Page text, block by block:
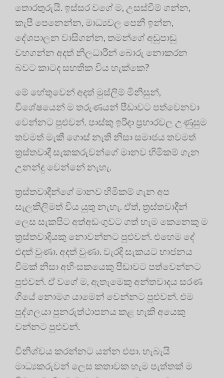
තොරතුරුයි. ඉස්සර වගේ ම, උසස්වීම් ගන්න,
කැපී පෙනෙන්න, මාධ්‍යවල පෙනී ඉන්න,
දේශපාලන වාසිගන්න, තමන්ගේ අඩුපාඩු
වහගන්න අදත් නිලධාරීන් බොරු නොකරන
බවට කාටද සහතික විය හැක්කෙ?
මේ හේතුවෙන් අදත් මුස්ලිම් මිනිසුන්,
විශේෂයෙන් ම තරුණයන් පීඩාවට පත්වෙනවා
වෙන්නට පුළුවන්. පාස්කු ඉරිදා ප්‍රහාරවල උණුසුම
තවමත් මැකී ගොස් නැති නිසා සමාජය තවමත්
ත්‍රස්තවාදී සැකකරුවන්ගේ මානව හිමිකම් ගැන
උනන්දු වෙන්නේ නැහැ.
ත්‍රස්තවාදීන්ගේ මානව හිමිකම් ගැන අප
සැලකිලිමත් විය යුතු නැහැ. ඒත්, ත්‍රස්තවාදීන්
ලෙස සැකපිට අත්අඩංගුවට ගත් හැම කෙනෙකු ම
ත්‍රස්තවාදියකු නොවන්නට පුළුවන්. එහෙම දේ
එදත් වුණා. අදත් වුණා. වැරදි සැකයට භාජනය
වීමක් නිසා අහිංසකයෙකු පීඩාවට පත්වෙන්නට
පුළුවන්. ඒ වගේ ම, ඇතැමෙකු අන්තවාදය සරණ
ගියේ නොමග යාමෙන් වෙන්නට පුළුවන්. එම
පුද්ගලයා පුනරුත්ථාපනය කළ හැකි අයෙකු
වන්නට පුළුවන්.
විනිශ්චය කරන්නට යන්න එපා. හැබැයි
මාධ්‍යකරුවන් ලෙස කතාවක හැම පැත්තක් ම